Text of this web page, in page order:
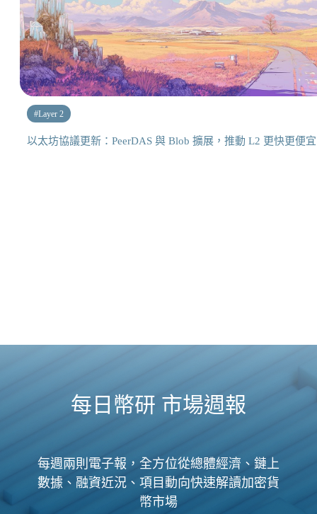
#Layer 2
以太坊協議更新：PeerDAS 與 Blob 擴展，推動 L2 更快更便宜
每日幣研 市場週報
每週兩則電子報，全方位從總體經濟、鏈上
數據、融資近況、項目動向快速解讀加密貨
幣市場